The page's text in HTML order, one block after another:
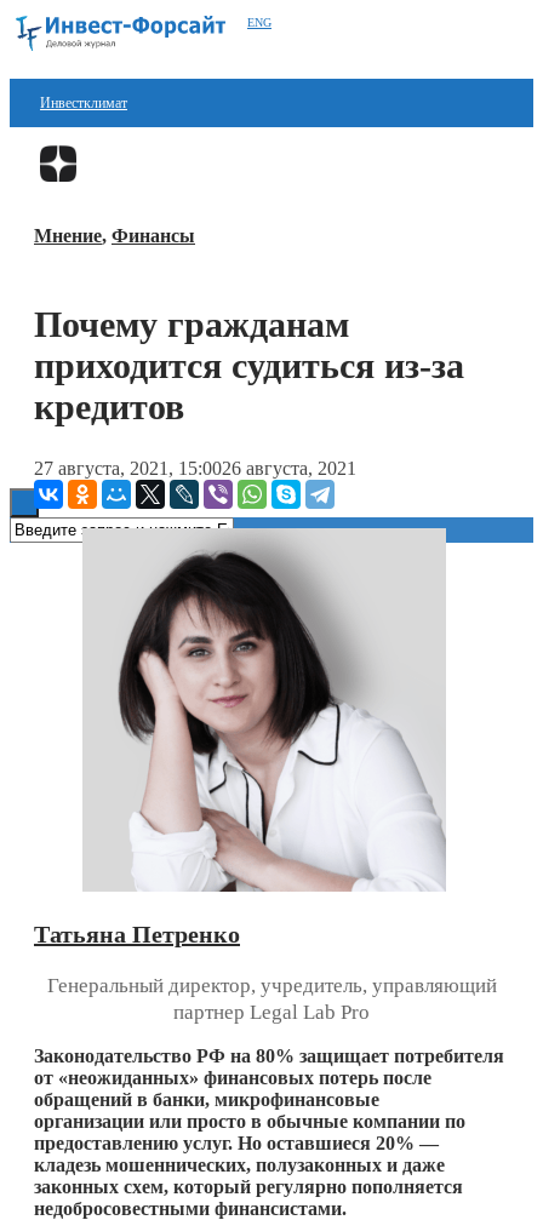
ENG
Инвестклимат
Финансы
Блокчейн
Мнение, Финансы
Почему гражданам
приходится судиться из-за
кредитов
27 августа, 2021, 15:0026 августа, 2021
Татьяна Петренко
Генеральный директор, учредитель, управляющий
партнер Legal Lab Pro
Законодательство РФ на 80% защищает потребителя
от «неожиданных» финансовых потерь после
обращений в банки, микрофинансовые
организации или просто в обычные компании по
предоставлению услуг. Но оставшиеся 20% —
кладезь мошеннических, полузаконных и даже
законных схем, который регулярно пополняется
недобросовестными финансистами.